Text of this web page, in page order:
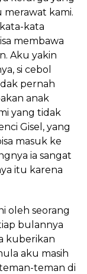
merawat kami.
kata
membawa
Aku yakin
si cebol
pernah
anak
yang tidak
Gisel, yang
masuk ke
ia sangat
itu karena
oleh seorang
bulannya
kuberikan
aku masih
teman di